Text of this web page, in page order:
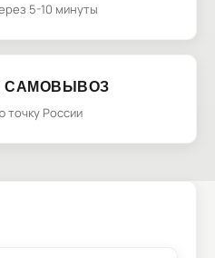
5-10 минуты
САМОВЫВОЗ
точку России